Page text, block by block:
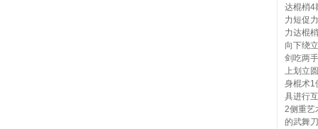
达棍梢4
力短促
力达棍
向下绕
剑吃两
上划立
身棍术1
具进行
2侧重艺
的武舞